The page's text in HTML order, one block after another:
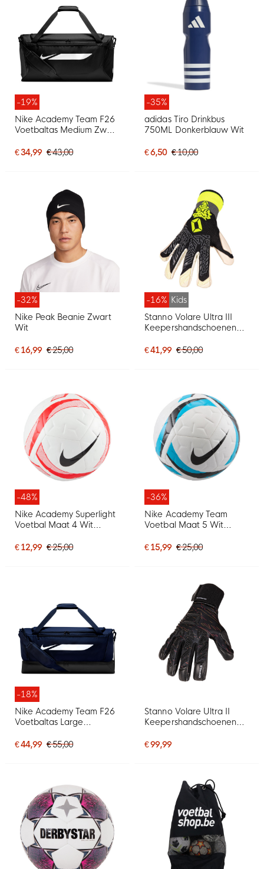
-19%
Nike Academy Team F26
Voetbaltas Medium Zwart
€ 34,99 € 43,00
-35%
adidas Tiro Drinkbus
750ML Donkerblauw Wit
€ 6,50 € 10,00
-32%
Nike Peak Beanie Zwart
Wit
€ 16,99 € 25,00
-16% Kids
Stanno Volare Ultra III
Keepershandschoenen
€ 41,99 € 50,00
-48%
Nike Academy Superlight
Voetbal Maat 4 Wit
€ 12,99 € 25,00
-36%
Nike Academy Team
Voetbal Maat 5 Wit
€ 15,99 € 25,00
-18%
Nike Academy Team F26
Voetbaltas Large
Donkerblauw Zwart
€ 44,99 € 55,00
Stanno Volare Ultra II
Keepershandschoenen
€ 99,99